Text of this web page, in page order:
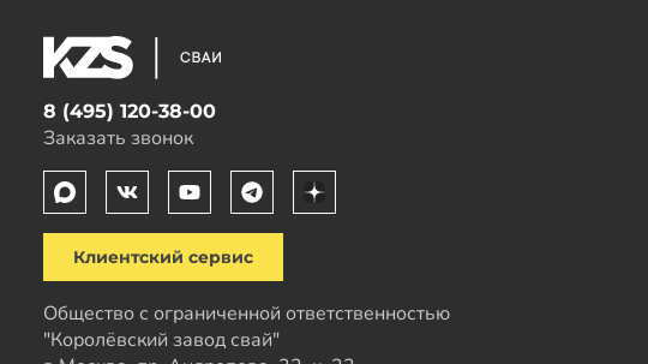
8 (495) 120-38-00
Заказать звонок
Клиентский сервис
Общество с ограниченной ответственностью
"Королёвский завод свай"